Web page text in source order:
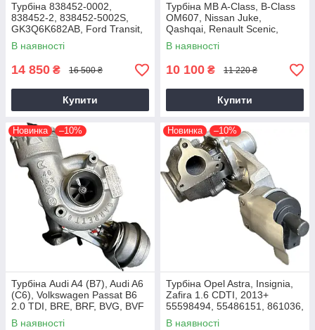
Турбіна 838452-0002,
838452-2, 838452-5002S,
GK3Q6K682AB, Ford Transit,
Tourneo EcoBlue YNFS,
YNF6, 2.0D, GTD1444V
В наявності
14 850 ₴ 16 500 ₴
Купити
Турбіна MB A-Class, B-Class
OM607, Nissan Juke,
Qashqai, Renault Scenic,
Kadjar, Megane K9K, 1.5 dCi,
2014+
В наявності
10 100 ₴ 11 220 ₴
Купити
Новинка –10%
Турбіна Audi A4 (B7), Audi A6
(C6), Volkswagen Passat B6
2.0 TDI, BRE, BRF, BVG, BVF
2004+
В наявності
Новинка –10%
Турбіна Opel Astra, Insignia,
Zafira 1.6 CDTI, 2013+
55598494, 55486151, 861036,
54389700021, 54389700003
В наявності